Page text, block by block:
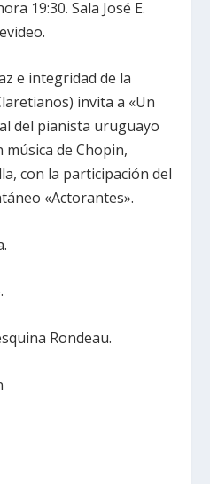
19:30. Sala José E.
e integridad de la
invita a «Un
del pianista uruguayo
música de Chopin,
con la participación del
«Actorantes».
Rondeau.